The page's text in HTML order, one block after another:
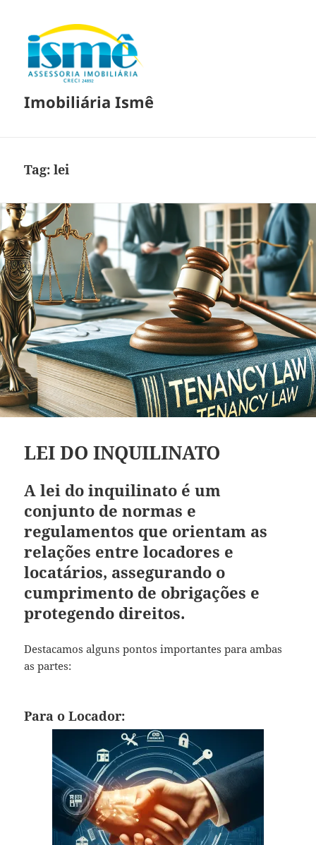
Imobiliária Ismê
Tag:lei
LEI DO INQUILINATO
A lei do inquilinato é um
conjunto de normas e
regulamentos que orientam as
relações entre locadores e
locatários, assegurando o
cumprimento de obrigações e
protegendo direitos.
Destacamos alguns pontos importantes para ambas
as partes:
Para o Locador: